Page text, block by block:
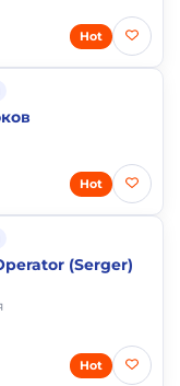
Hot
Hot
(Serger)
Hot